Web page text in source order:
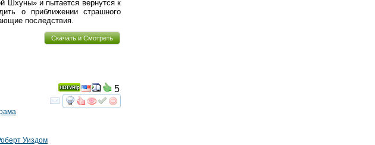
Шхуны» и пытается вернутся к
о приближении страшного
последствия.
Скачать и Смотреть
смотретьинтересует
5
Уиздом